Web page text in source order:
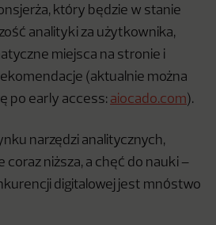
który będzie w stanie
analityki za użytkownika,
miejsca na stronie i
(aktualnie można
po early access: aiocado.com).
narzędzi analitycznych,
coraz niższa, a chęć do nauki –
digitalowej jest mnóstwo